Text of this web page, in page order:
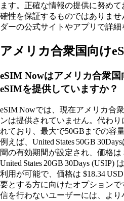
ます。正確な情報の提供に努め
確性を保証するものではありま
ダーの公式サイトやアプリで詳細
アメリカ合衆国向け
eSIM Nowはアメリカ合衆
eSIMを提供していますか？
eSIM Nowでは、現在アメリカ合
ンは提供されていません。代わ
れており、最大で50GBまでの容
例えば、United States 50GB
間の有効期間が設定され、価格は
United States 20GB 30Days (USIP)
利用が可能で、価格は $18.34
要とする方に向けたオプション
信を行わないユーザーには、よ